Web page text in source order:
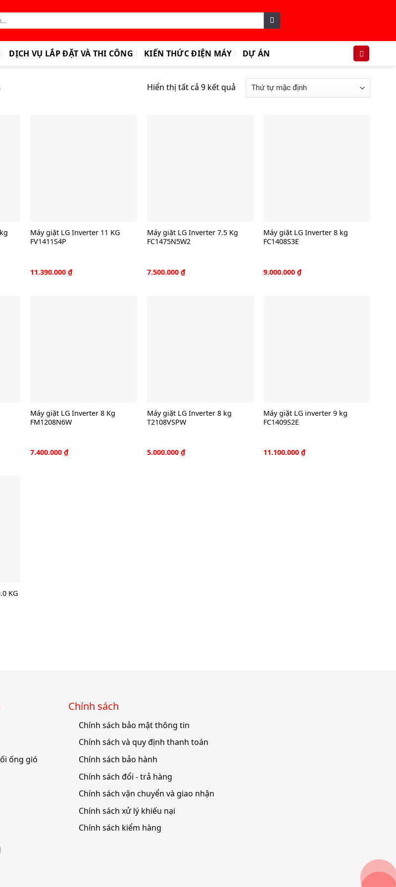
DỊCH VỤ LẮP ĐẶT VÀ THI CÔNG KIẾN THỨC ĐIỆN MÁY DỰ ÁN
Hiển thị tất cả 9 kết quả
Máy giặt LG Inverter 11 KG
FV1411S4P
11.390.000 ₫
Máy giặt LG Inverter 7.5 Kg
FC1475N5W2
7.500.000 ₫
Máy giặt LG Inverter 8 kg
FC1408S3E
9.000.000₫
Máy giặt LG Inverter 8 Kg
FM1208N6W
7.400.000 ₫
Máy giặt LG Inverter 8 kg
T2108VSPW
5.000.000 ₫
Máy giặt LG inverter 9 kg
FC1409S2E
11.100.000₫
KG
ống gió
Chính sách
Chính sách bảo mật thông tin
Chính sách và quy định thanh toán
Chính sách bảo hành
Chính sách đổi - trả hàng
Chính sách vận chuyển và giao nhận
Chính sách xử lý khiếu nại
Chính sách kiểm hàng